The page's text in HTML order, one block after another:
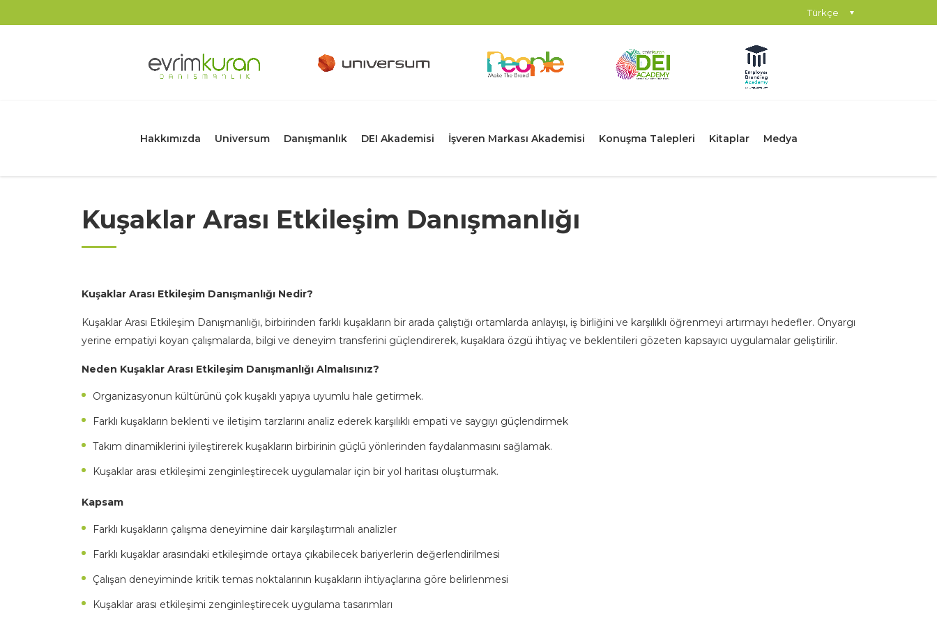
Türkçe
Hakkımızda Universum Danışmanlık DEI Akademisi İşveren Markası Akademisi Konuşma Talepleri Kitaplar Medya
Kuşaklar Arası Etkileşim Danışmanlığı
Kuşaklar Arası Etkileşim Danışmanlığı Nedir?
Kuşaklar Arası Etkileşim Danışmanlığı, birbirinden farklı kuşakların bir arada çalıştığı ortamlarda anlayışı, iş birliğini ve karşılıklı öğrenmeyi artırmayı hedefler. Önyargı
yerine empatiyi koyan çalışmalarda, bilgi ve deneyim transferini güçlendirerek, kuşaklara özgü ihtiyaç ve beklentileri gözeten kapsayıcı uygulamalar geliştirilir.
Neden Kuşaklar Arası Etkileşim Danışmanlığı Almalısınız?
Organizasyonun kültürünü çok kuşaklı yapıya uyumlu hale getirmek.
Farklı kuşakların beklenti ve iletişim tarzlarını analiz ederek karşılıklı empati ve saygıyı güçlendirmek
Takım dinamiklerini iyileştirerek kuşakların birbirinin güçlü yönlerinden faydalanmasını sağlamak.
Kuşaklar arası etkileşimi zenginleştirecek uygulamalar için bir yol haritası oluşturmak.
Kapsam
Farklı kuşakların çalışma deneyimine dair karşılaştırmalı analizler
Farklı kuşaklar arasındaki etkileşimde ortaya çıkabilecek bariyerlerin değerlendirilmesi
Çalışan deneyiminde kritik temas noktalarının kuşakların ihtiyaçlarına göre belirlenmesi
Kuşaklar arası etkileşimi zenginleştirecek uygulama tasarımları